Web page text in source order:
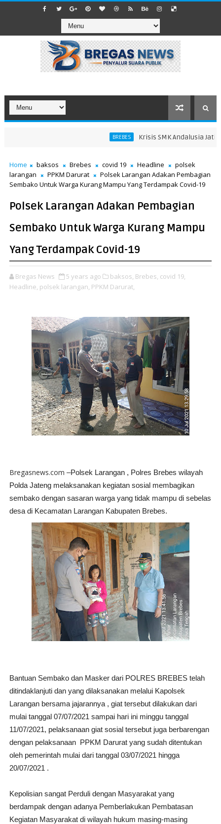
BREBES Krisis SMK Andalusia
Home baksos Brebes covid 19 Headline
polsek
larangan
PPKM Darurat
Polsek Larangan Adakan Pembagian
Sembako Untuk Warga Kurang Mampu Yang Terdampak Covid-19
Polsek Larangan Adakan Pembagian
Sembako Untuk Warga Kurang Mampu
Yang Terdampak Covid-19
Bregas News 5 years ago baksos, Brebes, covid 19,
Headline, polsek larangan, PPKM Darurat,
Bregasnews.com –Polsek Larangan , Polres Brebes wilayah
Polda Jateng melaksanakan kegiatan sosial membagikan
sembako dengan sasaran warga yang tidak mampu di sebelas
desa di Kecamatan Larangan Kabupaten Brebes.
Bantuan Sembako dan Masker dari POLRES BREBES telah
ditindaklanjuti dan yang dilaksanakan melalui Kapolsek
Larangan bersama jajarannya , giat tersebut dilakukan dari
mulai tanggal 07/07/2021 sampai hari ini minggu tanggal
11/07/2021, pelaksanaan giat sosial tersebut juga berbarengan
dengan pelaksanaan PPKM Darurat yang sudah ditentukan
oleh pemerintah mulai dari tanggal 03/07/2021 hingga
20/07/2021 .
Kepolisian sangat Perduli dengan Masyarakat yang
berdampak dengan adanya Pemberlakukan Pembatasan
Kegiatan Masyarakat di wilayah hukum masing-masing